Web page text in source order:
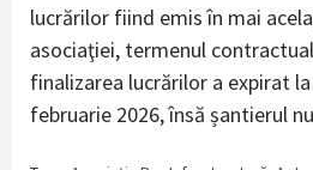
lucrărilor fiind emis în mai
asociaţiei, termenul
finalizarea lucrărilor a expirat
februarie 2026, însă șantierul